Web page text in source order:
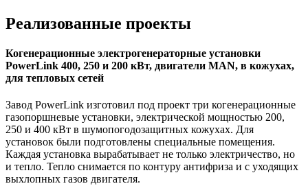
Реализованные проекты
Когенерационные электрогенераторные установки
PowerLink 400, 250 и 200 кВт, двигатели MAN, в кожухах,
для тепловых сетей
Завод PowerLink изготовил под проект три когенерационные
газопоршневые установки, электрической мощностью 200,
250 и 400 кВт в шумопогодозащитных кожухах. Для
установок были подготовлены специальные помещения.
Каждая установка вырабатывает не только электричество, но
и тепло. Тепло снимается по контуру антифриза и с уходящих
выхлопных газов двигателя.